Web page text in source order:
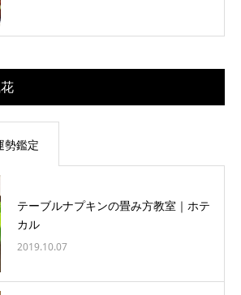
勢鑑定
テーブルナプキンの畳み方教室｜ホテ
カル
2019.10.07